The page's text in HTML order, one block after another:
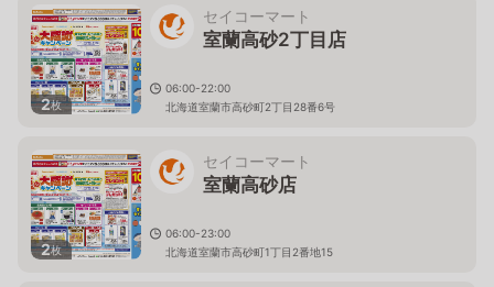
2枚
セイコーマート
室蘭高砂2丁目店
06:00-22:00
北海道室蘭市高砂町2丁目28番6号
2枚
セイコーマート
室蘭高砂店
06:00-23:00
北海道室蘭市高砂町1丁目2番地15